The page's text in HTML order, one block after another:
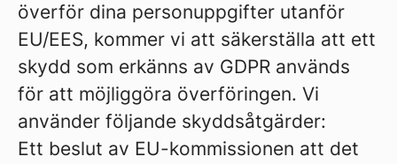
överför dina personuppgifter utanför
EU/EES, kommer vi att säkerställa att ett
skydd som erkänns av GDPR används
för att möjliggöra överföringen. Vi
använder följande skyddsåtgärder:
Ett beslut av EU-kommissionen att det